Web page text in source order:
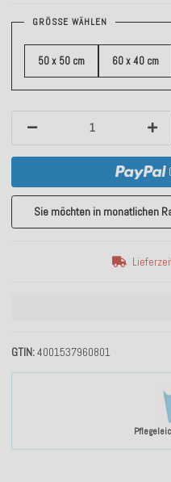
GTIN 4001537960801
GRÖSSE WÄHLEN
50 x 50 cm 60 x 40 cm
Sie möchten in monatlichen